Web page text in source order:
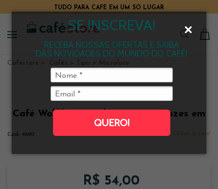
SE INSCREVA!
RECEBA NOSSAS OFERTAS E SAIBA
DAS NOVIDADES DO MUNDO DO CAFÉ!
QUERO!
TUDO PARA CAFÉ EM UM SÓ LUGAR
Cafestore Cafés Tipo Microlote
Café Wolff Caramelo, Cacau e Nozes em
grãos 250 g
4690 Clique e veja!
R$ 54,00